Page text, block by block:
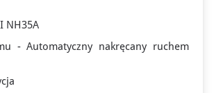
NH35A
- Automatyczny nakręcany ruchem